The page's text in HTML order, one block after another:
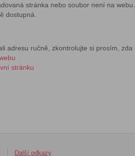
stránka nebo soubor není na
dostupná.
adresu ručně, zkontrolujte si prosím,
stránku
Další odkazy